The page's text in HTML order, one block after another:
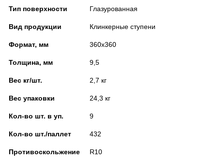
Тип поверхности Глазурованная
Вид продукции Клинкерные ступени
Формат, мм 360x360
Толщина, мм 9,5
Вес кг/шт. 2,7 кг
Вес упаковки 24,3 кг
Кол-во шт. в уп. 9
Кол-во шт./паллет 432
Противоскольжение R10